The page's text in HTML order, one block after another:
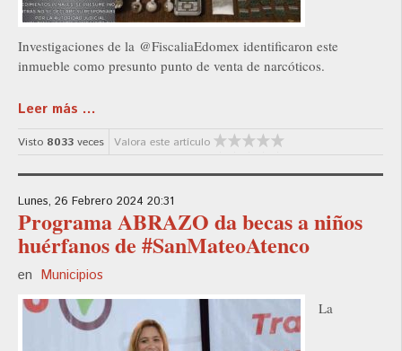
Investigaciones de la @FiscaliaEdomex identificaron este
inmueble como presunto punto de venta de narcóticos.
Leer más ...
Visto 8033 veces Valora este artículo
Lunes, 26 Febrero 2024 20:31
Programa ABRAZO da becas a niños
huérfanos de #SanMateoAtenco
en Municipios
La